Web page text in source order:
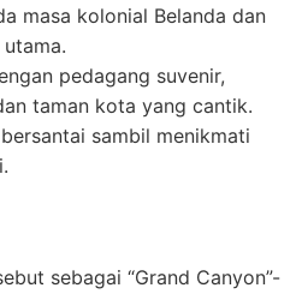
masa kolonial Belanda dan
pedagang suvenir,
taman kota yang cantik.
sambil menikmati
sebagai “Grand Canyon”-